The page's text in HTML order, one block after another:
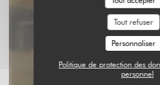
Tout refuser
Personnaliser
Politique de protection des
personnel